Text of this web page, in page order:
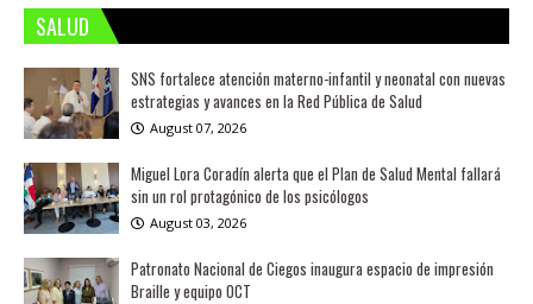
SALUD
SNS fortalece atención materno-infantil y neonatal con nuevas
estrategias y avances en la Red Pública de Salud
August 07, 2026
Miguel Lora Coradín alerta que el Plan de Salud Mental fallará
sin un rol protagónico de los psicólogos
August 03, 2026
Patronato Nacional de Ciegos inaugura espacio de impresión
Braille y equipo OCT